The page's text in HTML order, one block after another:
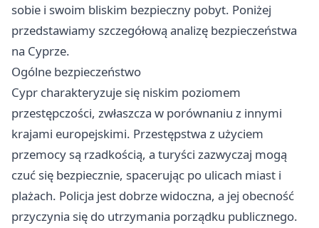
sobie i swoim bliskim bezpieczny pobyt. Poniżej
przedstawiamy szczegółową analizę bezpieczeństwa
na Cyprze.
Ogólne bezpieczeństwo
Cypr charakteryzuje się niskim poziomem
przestępczości, zwłaszcza w porównaniu z innymi
krajami europejskimi. Przestępstwa z użyciem
przemocy są rzadkością, a turyści zazwyczaj mogą
czuć się bezpiecznie, spacerując po ulicach miast i
plażach. Policja jest dobrze widoczna, a jej obecność
przyczynia się do utrzymania porządku publicznego.